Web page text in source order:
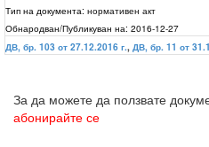
Тип на документа: нормативен акт
Обнародван/Публикуван на: 2016-12-27
ДВ, бр. 103 от 27.12.2016 г., ДВ, бр. 11 от
За да можете да ползвате
абонирайте се